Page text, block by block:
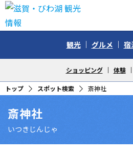
観光 グルメ 宿
ショッピング 体験
トップ スポット検索 斎神社
斎神社
いつきじんじゃ